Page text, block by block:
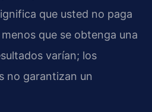
que usted no paga
que se obtenga una
varían; los
no garantizan un